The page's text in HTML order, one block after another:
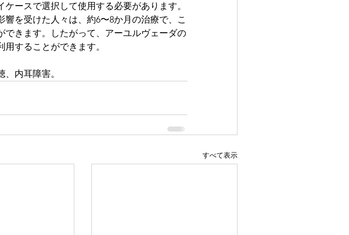
ースで選択して使用する必要があります。
を受けた人々は、約6〜8か月の治療で、こ
きます。したがって、アーユルヴェーダの
することができます。
内耳障害。
すべて表示